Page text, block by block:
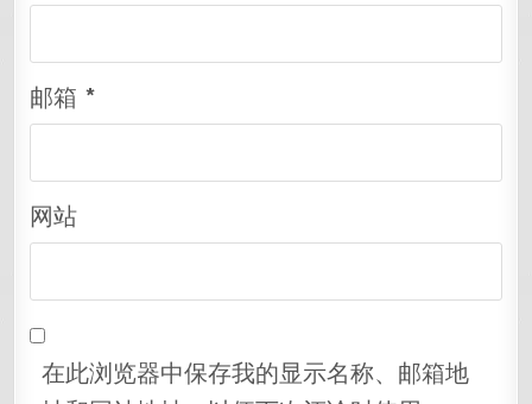
邮箱*
网站
在此浏览器中保存我的显示名称、邮箱地